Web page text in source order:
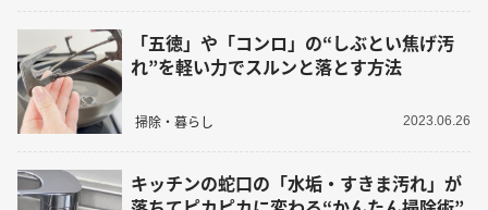
「五徳」や「コンロ」の“しぶとい焦げ汚
れ”を軽い力でスルンと落とす方法
掃除・暮らし 2023.06.26
キッチンの蛇口の「水垢・すきま汚れ」が